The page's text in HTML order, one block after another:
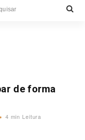
de forma
4 min Leitura